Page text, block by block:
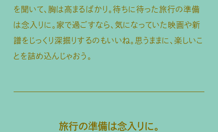
を聞いて、胸は高まるばかり。待ちに待った旅行の準備
は念入りに。家で過ごすなら、気になっていた映画や新
譜をじっくり深掘りするのもいいね。思うままに、楽しいこ
とを詰め込んじゃおう。
旅行の準備は念入りに。